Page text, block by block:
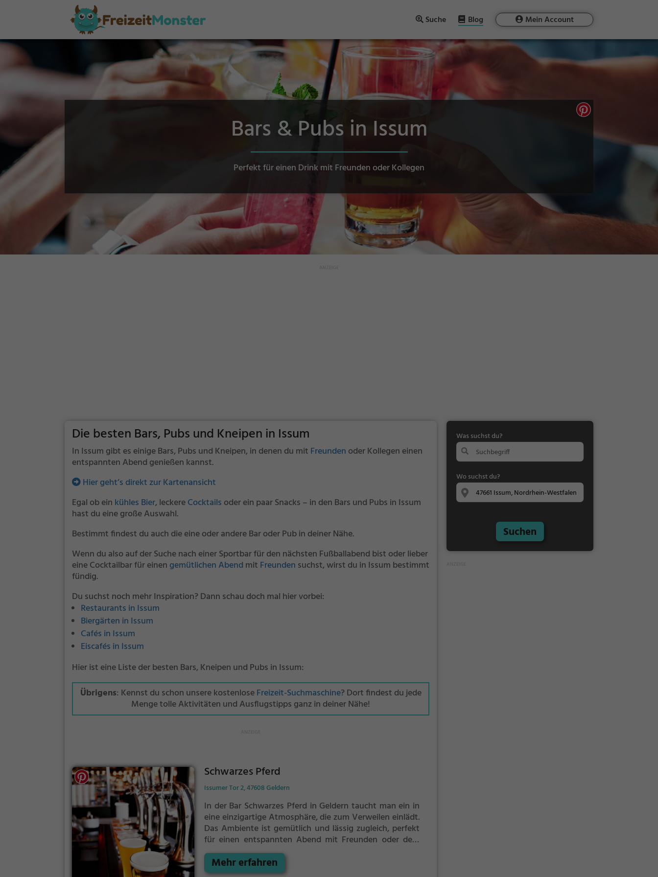
Suche Blog Mein Account
Bars & Pubs in Issum
Perfekt für einen Drink mit Freunden oder Kollegen
Die besten Bars, Pubs und Kneipen in Issum
In Issum gibt es einige Bars, Pubs und Kneipen, in denen du mit Freunden oder Kollegen einen
entspannten Abend genießen kannst.
Hier geht’s direkt zur Kartenansicht
Egal ob ein kühles Bier, leckereCocktails oder ein paar Snacks – in den Bars und Pubs in Issum
hast du eine große Auswahl.
Bestimmt findest du auch die eine oder andere Bar oder Pub in deiner Nähe.
Wenn du also auf der Suche nach einer Sportbar für den nächsten Fußballabend bist oder lieber
eine Cocktailbar für einen gemütlichen Abend mit Freunden suchst, wirst du in Issum bestimmt
fündig.
Du suchst noch mehr Inspiration? Dann schau doch mal hier vorbei:
Restaurants in Issum
Biergärten in Issum
Cafés in Issum
Eiscafés in Issum
Hier ist eine Liste der besten Bars, Kneipen und Pubs in Issum:
Übrigens: Kennst du schon unsere kostenloseFreizeit-Suchmaschine? Dort findest du jede
Menge tolle Aktivitäten und Ausflugstipps ganz in deiner Nähe!
Schwarzes Pferd
Issumer Tor 2, 47608 Geldern
In der Bar Schwarzes Pferd in Geldern taucht man ein in
eine einzigartige Atmosphäre, die zum Verweilen einlädt.
Das Ambiente ist gemütlich und lässig zugleich, perfekt
für einen entspannten Abend mit Freunden oder dem
Partner. Hier findet man ein vielfältiges
Getränkeangebot, von erfrischendem Bier über edlen
Wein bis hin zu kreativen Cocktails. Auch die Speisekarte
Mehr erfahren
Was suchst du?
Wo suchst du?
Suchen